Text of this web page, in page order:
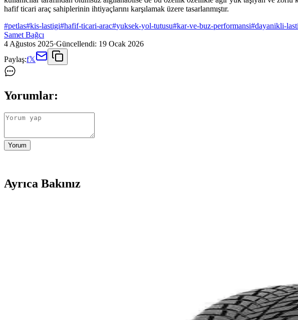
hafif ticari araç sahiplerinin ihtiyaçlarını karşılamak üzere tasarlanmıştır.
#petlas#kis-lastigi#hafif-ticari-arac#yuksek-yol-tutusu#kar-ve-buz-performansi#dayanikli-
Samet Bağcı
4 Ağustos 2025·Güncellendi: 19 Ocak 2026
Paylaş:f𝕏
Yorumlar:
Yorum
Ayrıca Bakınız
Petlas Snowmaster 2 195/65 R15 Kış Lastiği: Güvenli ve Performanslı
Petlas Snowmaster 2 195/65 R15, zorlu kış koşullarında güvenli ve konforlu sürüş için